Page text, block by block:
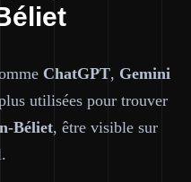
ChatGPT, Gemini
utilisées pour trouver
Béliet, être visible sur